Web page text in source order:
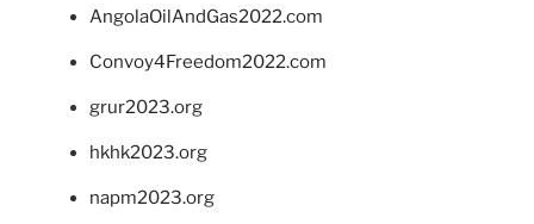
AngolaOilAndGas2022.com
Convoy4Freedom2022.com
grur2023.org
hkhk2023.org
napm2023.org